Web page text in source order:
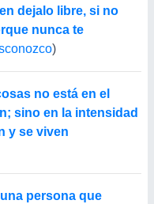
dejalo libre, si no
nunca te
)
no está en el
sino en la intensidad
y se viven
persona que